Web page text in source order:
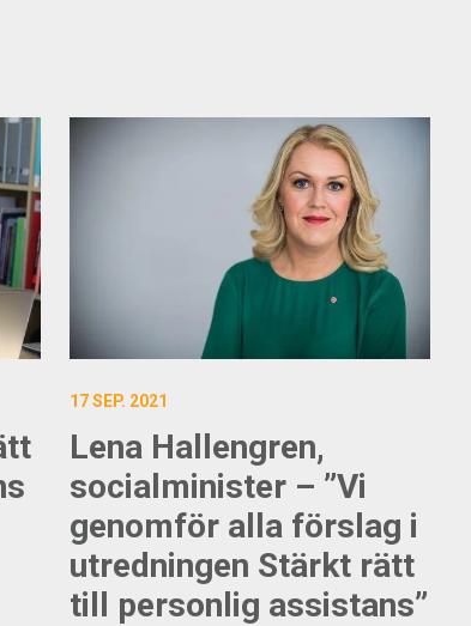
17 SEP. 2021
Lena Hallengren,
socialminister – ”Vi
genomför alla förslag i
utredningen Stärkt rätt
till personlig assistans”